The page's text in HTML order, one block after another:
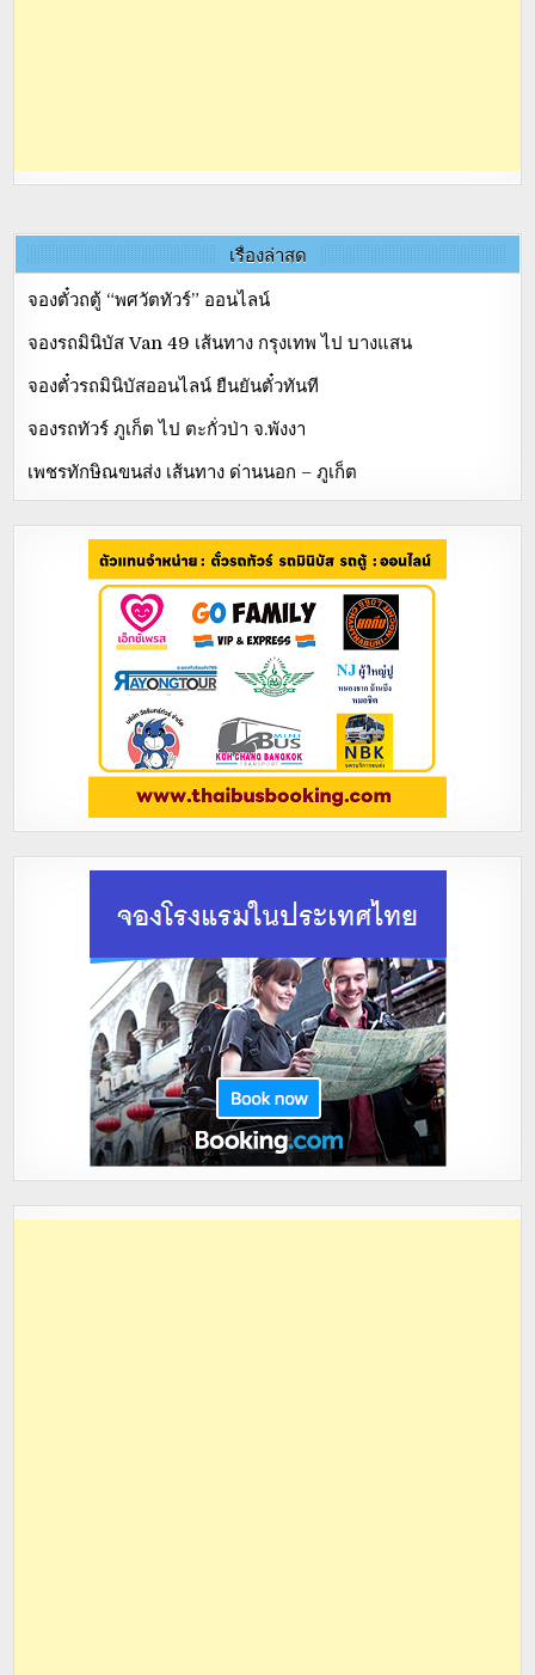
เรื่องล่าสุด
จองตั๋วถตู้ “พศวัตทัวร์” ออนไลน์
จองรถมินิบัส Van 49 เส้นทาง กรุงเทพ ไป บางแสน
จองตั๋วรถมินิบัสออนไลน์ ยืนยันตั๋วทันที
จองรถทัวร์ ภูเก็ต ไป ตะกั่วป่า จ.พังงา
เพชรทักษิณขนส่ง เส้นทาง ด่านนอก – ภูเก็ต